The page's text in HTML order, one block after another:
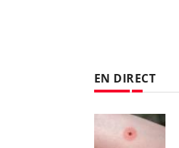
EN DIRECT
manger moins de